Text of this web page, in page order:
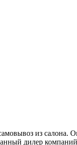
из салона.
дилер